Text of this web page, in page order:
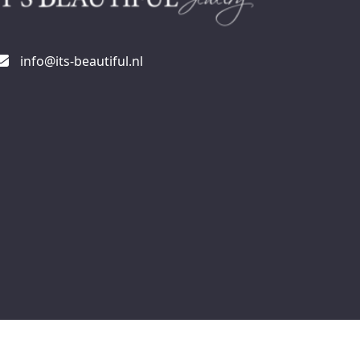
info@its-beautiful.nl